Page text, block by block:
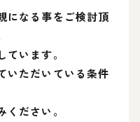
になる事をご検討頂
います。
いただいている条件
ださい。